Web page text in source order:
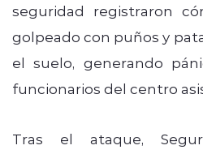
seguridad registraron
golpeado con puños y
el suelo, generando
funcionarios del centro
Tras el ataque,